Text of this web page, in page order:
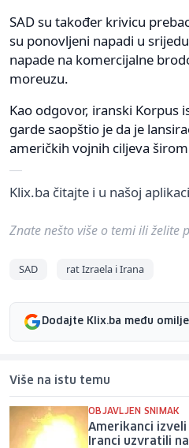
SAD su također krivicu
su ponovljeni napadi u
napade na komercijalne
moreuzu.
Kao odgovor, iranski Korpus
garde saopštio je da je
američkih vojnih ciljeva
Klix.ba čitajte i u našoj
Znate nešto više o temi ili želite
SAD rat Izraela i Irana
Dodajte Klix.ba među
Više na istu temu
OBJAVLJEN SNIMAK
Amerikanci
Iranci uzvratili